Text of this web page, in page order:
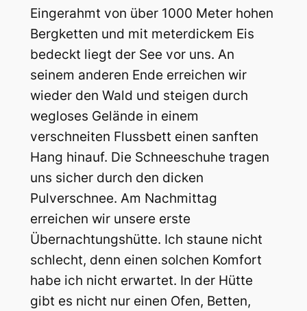
Eingerahmt von über 1000 Meter hohen
Bergketten und mit meterdickem Eis
bedeckt liegt der See vor uns. An
seinem anderen Ende erreichen wir
wieder den Wald und steigen durch
wegloses Gelände in einem
verschneiten Flussbett einen sanften
Hang hinauf. Die Schneeschuhe tragen
uns sicher durch den dicken
Pulverschnee. Am Nachmittag
erreichen wir unsere erste
Übernachtungshütte. Ich staune nicht
schlecht, denn einen solchen Komfort
habe ich nicht erwartet. In der Hütte
gibt es nicht nur einen Ofen, Betten,